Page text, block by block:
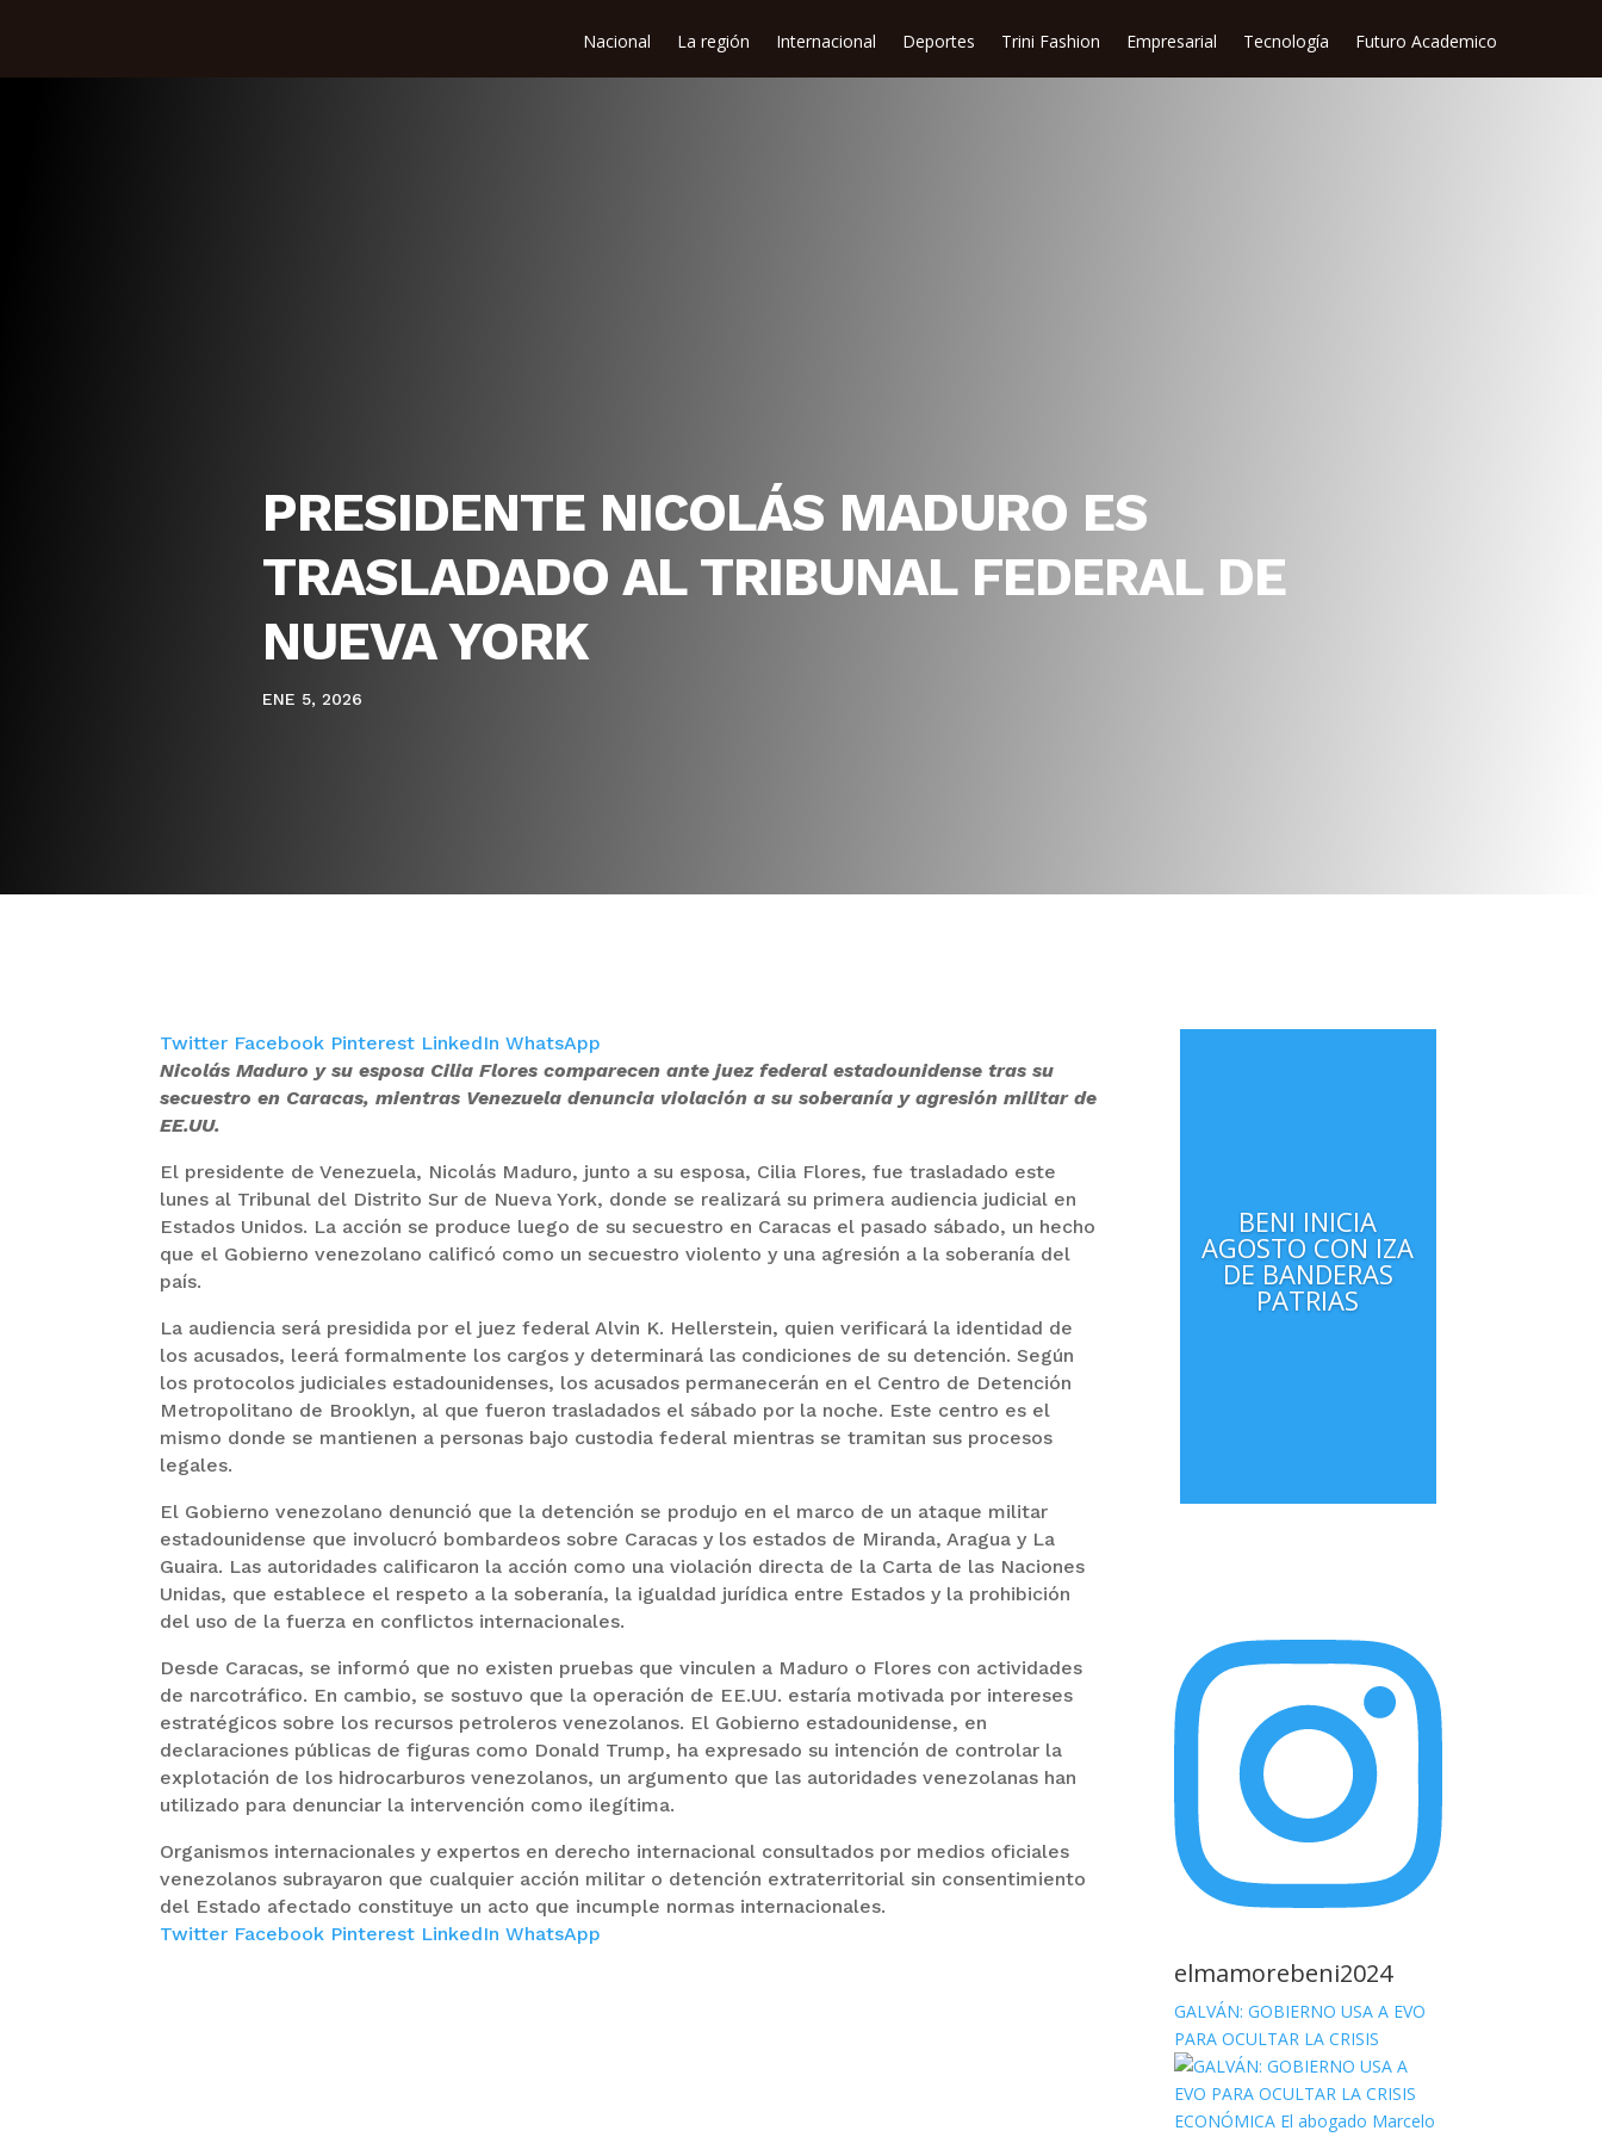
Nacional La región Internacional Deportes Trini Fashion Empresarial Tecnología Futuro Academico
PRESIDENTE NICOLÁS MADURO ES
TRASLADADO AL TRIBUNAL FEDERAL DE
NUEVA YORK
ENE 5, 2026
Twitter Facebook Pinterest LinkedInWhatsApp
Nicolás Maduro y su esposa Cilia Flores comparecen ante juez federal estadounidense tras su
secuestro en Caracas, mientras Venezuela denuncia violación a su soberanía y agresión militar de
EE.UU.
El presidente de Venezuela, Nicolás Maduro, junto a su esposa, Cilia Flores, fue trasladado este
lunes al Tribunal del Distrito Sur de Nueva York, donde se realizará su primera audiencia judicial en
Estados Unidos. La acción se produce luego de su secuestro en Caracas el pasado sábado, un hecho
que el Gobierno venezolano calificó como un secuestro violento y una agresión a la soberanía del
país.
La audiencia será presidida por el juez federal Alvin K. Hellerstein, quien verificará la identidad de
los acusados, leerá formalmente los cargos y determinará las condiciones de su detención. Según
los protocolos judiciales estadounidenses, los acusados permanecerán en el Centro de Detención
Metropolitano de Brooklyn, al que fueron trasladados el sábado por la noche. Este centro es el
mismo donde se mantienen a personas bajo custodia federal mientras se tramitan sus procesos
legales.
El Gobierno venezolano denunció que la detención se produjo en el marco de un ataque militar
estadounidense que involucró bombardeos sobre Caracas y los estados de Miranda, Aragua y La
Guaira. Las autoridades calificaron la acción como una violación directa de la Carta de las Naciones
Unidas, que establece el respeto a la soberanía, la igualdad jurídica entre Estados y la prohibición
del uso de la fuerza en conflictos internacionales.
Desde Caracas, se informó que no existen pruebas que vinculen a Maduro o Flores con actividades
de narcotráfico. En cambio, se sostuvo que la operación de EE.UU. estaría motivada por intereses
estratégicos sobre los recursos petroleros venezolanos. El Gobierno estadounidense, en
declaraciones públicas de figuras como Donald Trump, ha expresado su intención de controlar la
explotación de los hidrocarburos venezolanos, un argumento que las autoridades venezolanas han
utilizado para denunciar la intervención como ilegítima.
Organismos internacionales y expertos en derecho internacional consultados por medios oficiales
venezolanos subrayaron que cualquier acción militar o detención extraterritorial sin consentimiento
del Estado afectado constituye un acto que incumple normas internacionales.
Twitter Facebook Pinterest LinkedInWhatsApp
BENI INICIA
AGOSTO CON IZA
DE BANDERAS
PATRIAS
elmamorebeni2024
GALVÁN: GOBIERNO USA A EVO
PARA OCULTAR LA CRISIS